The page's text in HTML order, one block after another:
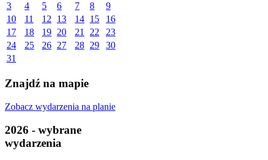
3
4 5 6 7 8
9
10
11 12 13 14 15
16
17
18 19 20 21 22
23
24
25 26 27 28 29
30
31
Znajdź na mapie
Zobacz wydarzenia na planie
2026 - wybrane
wydarzenia